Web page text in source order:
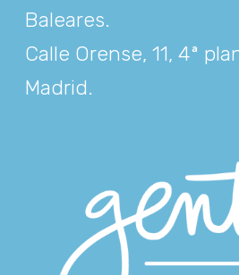
Baleares.
Calle Orense, 11, 4ª
Madrid.